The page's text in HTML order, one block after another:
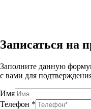
Записаться на
Заполните данную
с вами для
Имя
Телефон *